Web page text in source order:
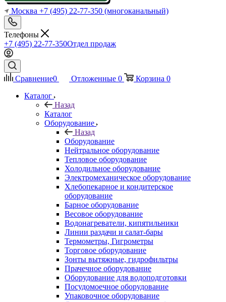
Москва +7 (495) 22-77-350 (многоканальный)
Телефоны
+7 (495) 22-77-350Отдел продаж
Сравнение0 Отложенные 0 Корзина 0
Каталог
Назад
Каталог
Оборудование
Назад
Оборудование
Нейтральное оборудование
Тепловое оборудование
Холодильное оборудование
Электромеханическое оборудование
Хлебопекарное и кондитерское
оборудование
Барное оборудование
Весовое оборудование
Водонагреватели, кипятильники
Линии раздачи и салат-бары
Термометры, Гигрометры
Торговое оборудование
Зонты вытяжные, гидрофильтры
Прачечное оборудование
Оборудование для водоподготовки
Посудомоечное оборудование
Упаковочное оборудование